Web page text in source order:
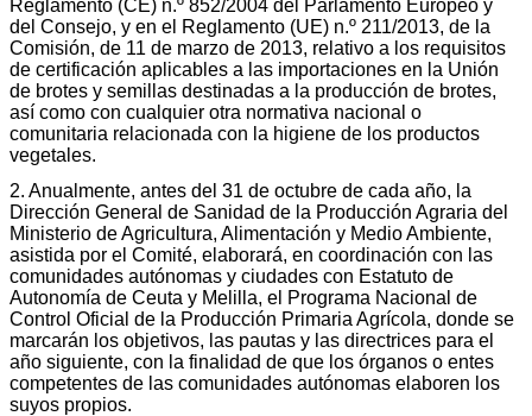
Reglamento (CE) n.º 852/2004 del Parlamento Europeo y
del Consejo, y en el Reglamento (UE) n.º 211/2013, de la
Comisión, de 11 de marzo de 2013, relativo a los requisitos
de certificación aplicables a las importaciones en la Unión
de brotes y semillas destinadas a la producción de brotes,
así como con cualquier otra normativa nacional o
comunitaria relacionada con la higiene de los productos
vegetales.
2. Anualmente, antes del 31 de octubre de cada año, la
Dirección General de Sanidad de la Producción Agraria del
Ministerio de Agricultura, Alimentación y Medio Ambiente,
asistida por el Comité, elaborará, en coordinación con las
comunidades autónomas y ciudades con Estatuto de
Autonomía de Ceuta y Melilla, el Programa Nacional de
Control Oficial de la Producción Primaria Agrícola, donde se
marcarán los objetivos, las pautas y las directrices para el
año siguiente, con la finalidad de que los órganos o entes
competentes de las comunidades autónomas elaboren los
suyos propios.